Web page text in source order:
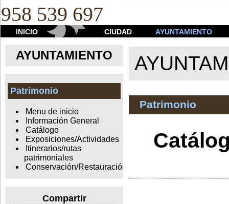
958 539 697
INICIO CIUDAD AYUNTAMIENTO
AYUNTAMIENTO
Patrimonio
Menu de inicio
Información General
Catálogo
Exposiciones/Actividades
Itinerarios/rutas
patrimoniales
Conservación/Restauración
Compartir
Patrimonio